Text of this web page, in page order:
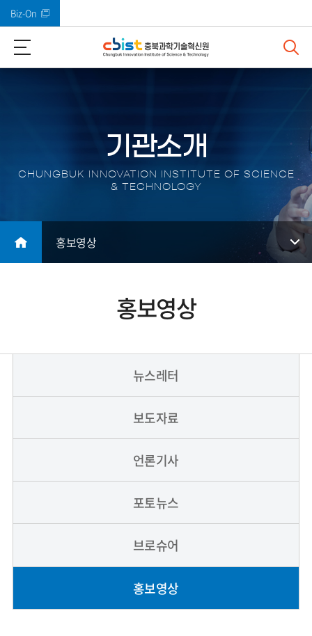
Biz-On
기관소개
CHUNGBUK INNOVATION INSTITUTE OF SCIENCE
& TECHNOLOGY
홍보영상
홍보영상
뉴스레터
보도자료
언론기사
포토뉴스
브로슈어
홍보영상